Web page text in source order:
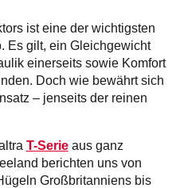
ist eine der wichtigsten
Es gilt, ein Gleichgewicht
einerseits sowie Komfort
Doch wie bewährt sich
– jenseits der reinen
T-Serie aus ganz
berichten uns von
Großbritanniens bis